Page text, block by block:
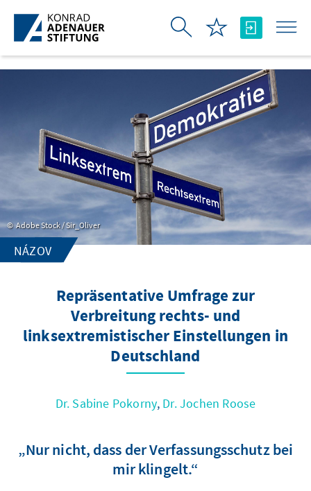
Skip to Main Content
Adobe Stock / Sir_Oliver
NÁZOV
Repräsentative Umfrage zur
Verbreitung rechts- und
linksextremistischer Einstellungen in
Deutschland
Dr. Sabine Pokorny, Dr. Jochen Roose
„Nur nicht, dass der Verfassungsschutz bei
mir klingelt.“